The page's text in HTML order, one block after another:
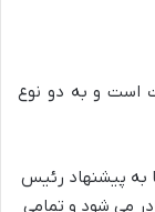
است و به دو نوع
به پیشنهاد رئیس
می شود و تمامی